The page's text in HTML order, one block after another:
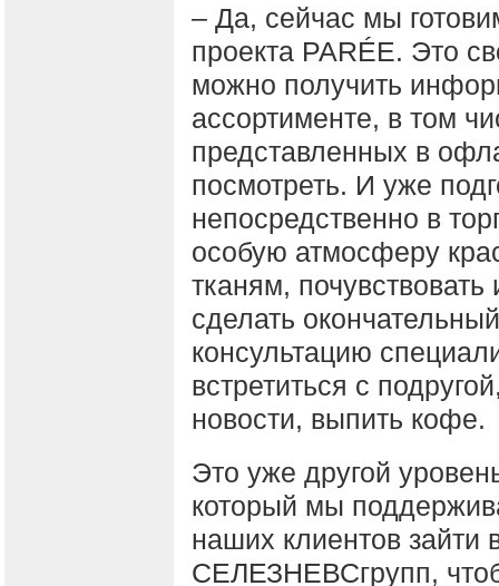
– Да, сейчас мы
проекта PARÉE. Это
можно получить
ассортименте, в том
представленных в
посмотреть. И уже
непосредственно в
особую атмосферу
тканям,
сделать
консультацию
встретиться с
новости, выпить кофе.
Это уже другой
который мы
наших клиентов зайти
СЕЛЕЗНЕВСгрупп,